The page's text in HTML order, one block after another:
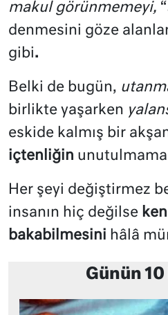
makul görünmemeyi, “
denmesini göze
gibi.
Belki de bugün,
birlikte yaşarken
eskide kalmış bir
içtenliğin
Her şeyi değiştirmez
insanın hiç değilse
bakabilmesini hâlâ
Günün